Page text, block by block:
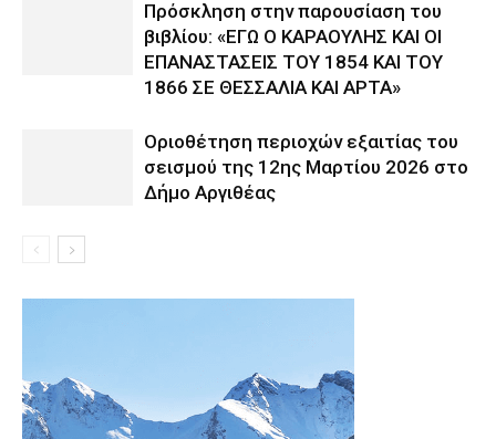
Πρόσκληση στην παρουσίαση του
βιβλίου: «ΕΓΩ Ο ΚΑΡΑΟΥΛΗΣ ΚΑΙ ΟΙ
ΕΠΑΝΑΣΤΑΣΕΙΣ ΤΟΥ 1854 ΚΑΙ ΤΟΥ
1866 ΣΕ ΘΕΣΣΑΛΙΑ ΚΑΙ ΑΡΤΑ»
Οριοθέτηση περιοχών εξαιτίας του
σεισμού της 12ης Μαρτίου 2026 στο
Δήμο Αργιθέας